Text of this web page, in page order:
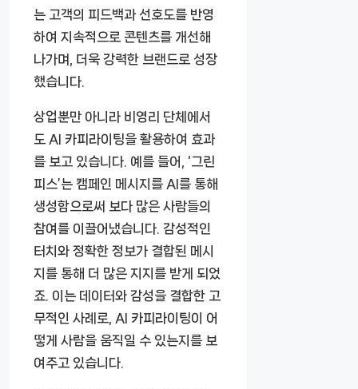
는 고객의 피드백과 선호도를 반영
하여 지속적으로 콘텐츠를 개선해
나가며, 더욱 강력한 브랜드로 성장
했습니다.
상업뿐만 아니라 비영리 단체에서
도 AI 카피라이팅을 활용하여 효과
를 보고 있습니다. 예를 들어, ‘그린
피스’는 캠페인 메시지를 AI를 통해
생성함으로써 보다 많은 사람들의
참여를 이끌어냈습니다. 감성적인
터치와 정확한 정보가 결합된 메시
지를 통해 더 많은 지지를 받게 되었
죠. 이는 데이터와 감성을 결합한 고
무적인 사례로, AI 카피라이팅이 어
떻게 사람을 움직일 수 있는지를 보
여주고 있습니다.